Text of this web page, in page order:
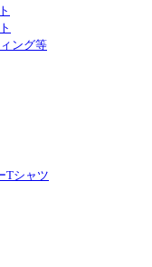
ング等
Tシャツ